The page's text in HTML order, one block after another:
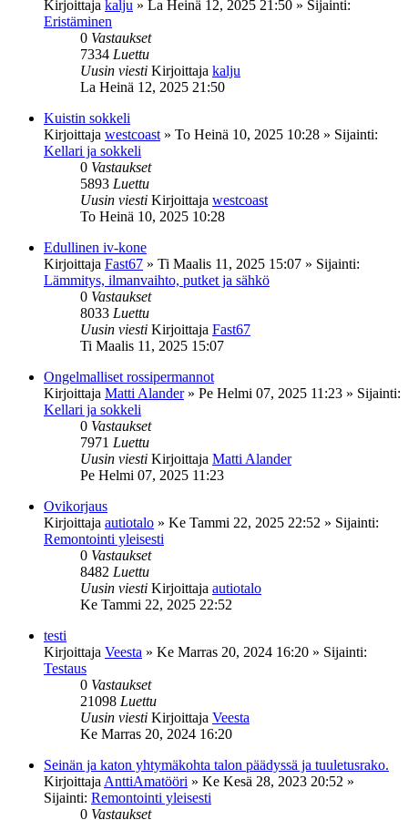
Kirjoittaja kalju » La Heinä 12, 2025 21:50 » Sijainti:
Eristäminen
0 Vastaukset
7334 Luettu
Uusin viesti Kirjoittaja kalju
La Heinä 12, 2025 21:50
Kuistin sokkeli
Kirjoittaja westcoast » To Heinä 10, 2025 10:28 » Sijainti:
Kellari ja sokkeli
0 Vastaukset
5893 Luettu
Uusin viesti Kirjoittaja westcoast
To Heinä 10, 2025 10:28
Edullinen iv-kone
Kirjoittaja Fast67 » Ti Maalis 11, 2025 15:07 » Sijainti:
Lämmitys, ilmanvaihto, putket ja sähkö
0 Vastaukset
8033 Luettu
Uusin viesti Kirjoittaja Fast67
Ti Maalis 11, 2025 15:07
Ongelmalliset rossipermannot
Kirjoittaja Matti Alander» Pe Helmi 07, 2025 11:23 » Sijainti:
Kellari ja sokkeli
0 Vastaukset
7971 Luettu
Uusin viesti Kirjoittaja Matti Alander
Pe Helmi 07, 2025 11:23
Ovikorjaus
Kirjoittaja autiotalo » Ke Tammi 22, 2025 22:52 » Sijainti:
Remontointi yleisesti
0 Vastaukset
8482 Luettu
Uusin viesti Kirjoittaja autiotalo
Ke Tammi 22, 2025 22:52
testi
Kirjoittaja Veesta » Ke Marras 20, 2024 16:20 » Sijainti:
Testaus
0 Vastaukset
21098 Luettu
Uusin viesti Kirjoittaja Veesta
Ke Marras 20, 2024 16:20
Seinän ja katon yhtymäkohta talon päädyssä ja tuuletusrako.
Kirjoittaja AnttiAmatööri » Ke Kesä 28, 2023 20:52 »
Sijainti: Remontointi yleisesti
0 Vastaukset